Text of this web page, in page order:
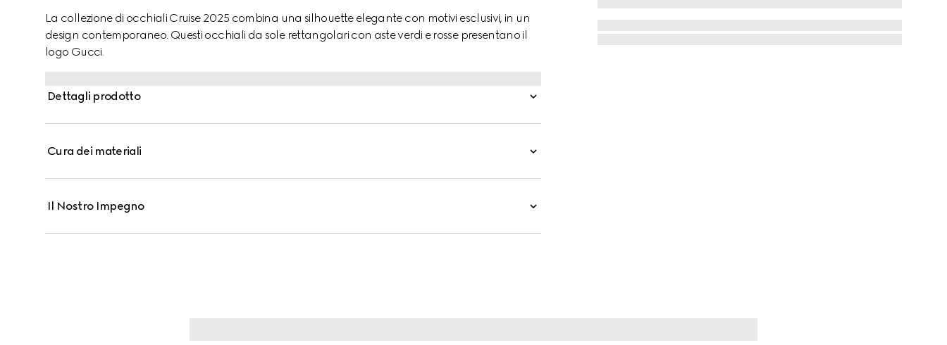
La collezione di occhiali Cruise 2025 combina una silhouette elegante con motivi esclusivi, in un
design contemporaneo. Questi occhiali da sole rettangolari con aste verdi e rosse presentano il
logo Gucci.
Dettagli prodotto
Cura dei materiali
Il Nostro Impegno